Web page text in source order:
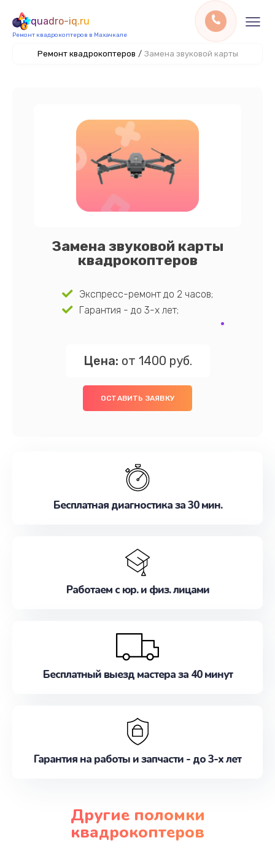
quadro-iq.ru
Ремонт квадрокоптеров в Махачкале
Ремонт квадрокоптеров / Замена звуковой карты
Замена звуковой карты
квадрокоптеров
Экспресс-ремонт до 2 часов;
Гарантия - до 3-х лет;
Цена: от 1400 руб.
ОСТАВИТЬ ЗАЯВКУ
Бесплатная диагностика за 30 мин.
Работаем с юр. и физ. лицами
Бесплатный выезд мастера за 40 минут
Гарантия на работы и запчасти - до 3-х лет
Другие поломки
квадрокоптеров